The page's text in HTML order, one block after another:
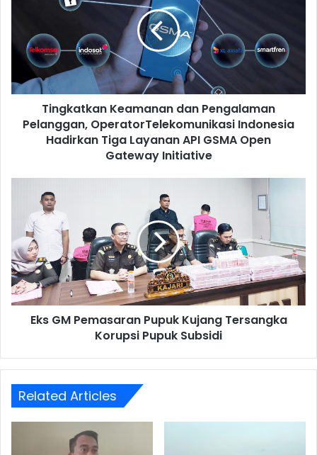
Pelanggan,
OperatorTelekomunikasi
Indonesia
Hadirkan
Tiga
Layanan
API
Initiative
Tingkatkan Keamanan dan Pengalaman
Pelanggan, OperatorTelekomunikasi Indonesia
Hadirkan Tiga Layanan API GSMA Open
Gateway Initiative
Pemasaran
Pupuk
Kujang
Tersangka
Korupsi
Pupuk
Subsidi
Eks GM Pemasaran Pupuk Kujang Tersangka
Korupsi Pupuk Subsidi
Related Articles